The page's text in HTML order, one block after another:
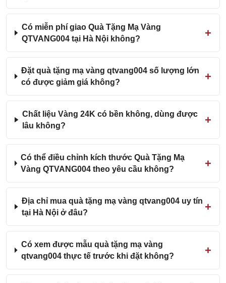
Có miễn phí giao Quà Tặng Mạ Vàng
QTVANG004 tại Hà Nội không?
Đặt quà tặng mạ vàng qtvang004 số lượng lớn
có được giảm giá không?
Chất liệu Vàng 24K có bền không, dùng được
lâu không?
Có thể điều chỉnh kích thước Quà Tặng Mạ
Vàng QTVANG004 theo yêu cầu không?
Địa chỉ mua quà tặng mạ vàng qtvang004 uy tín
tại Hà Nội ở đâu?
Có xem được mẫu quà tặng mạ vàng
qtvang004 thực tế trước khi đặt không?